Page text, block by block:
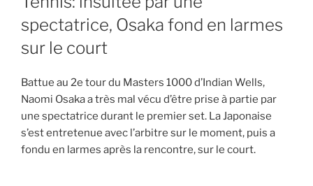
spectatrice, Osaka fond en larmes
sur le court
Battue au 2e tour du Masters 1000 d’Indian Wells,
Naomi Osaka a très mal vécu d’être prise à partie par
une spectatrice durant le premier set. La Japonaise
s’est entretenue avec l’arbitre sur le moment, puis a
fondu en larmes après la rencontre, sur le court.